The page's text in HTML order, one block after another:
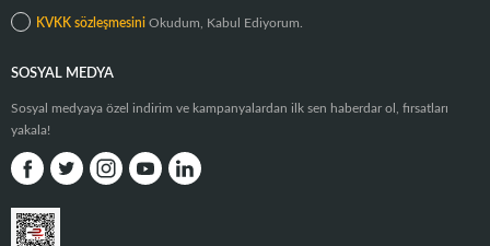
KVKK sözleşmesini Okudum, Kabul Ediyorum.
SOSYAL MEDYA
Sosyal medyaya özel indirim ve kampanyalardan ilk sen haberdar ol, fırsatları
yakala!